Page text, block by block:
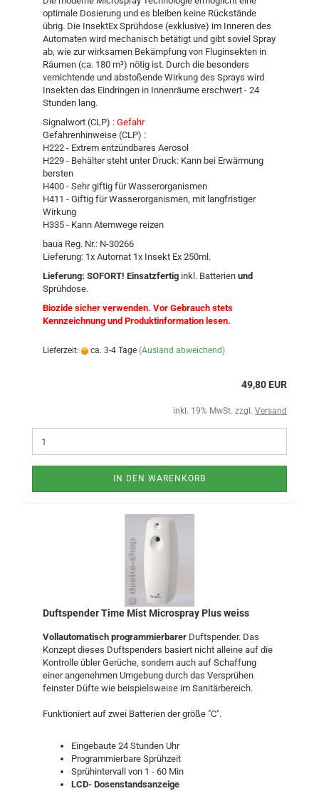
optimale Dosierung und es bleiben keine Rückstände
übrig. Die InsektEx Sprühdose (exklusive) im Inneren des
Automaten wird mechanisch betätigt und gibt soviel Spray
ab, wie zur wirksamen Bekämpfung von Fluginsekten in
Räumen (ca. 180 m³) nötig ist. Durch die besonders
vernichtende und abstoßende Wirkung des Sprays wird
Insekten das Eindringen in Innenräume erschwert - 24
Stunden lang.
Signalwort (CLP) : Gefahr
Gefahrenhinweise (CLP) :
H222 - Extrem entzündbares Aerosol
H229 - Behälter steht unter Druck: Kann bei Erwärmung
bersten
H400 - Sehr giftig für Wasserorganismen
H411 - Giftig für Wasserorganismen, mit langfristiger
Wirkung
H335 - Kann Atemwege reizen
baua Reg. Nr.: N-30266
Lieferung: 1x Automat 1x Insekt Ex 250ml.
Lieferung: SOFORT! Einsatzfertig inkl. Batterien und
Sprühdose.
Biozide sicher verwenden. Vor Gebrauch stets
Kennzeichnung und Produktinformation lesen.
Lieferzeit: ca. 3-4 Tage (Ausland abweichend)
49,80 EUR
inkl. 19% MwSt. zzgl. Versand
IN DEN WARENKORB
Duftspender Time Mist Microspray Plus weiss
Vollautomatisch programmierbarer Duftspender. Das
Konzept dieses Duftspenders basiert nicht alleine auf die
Kontrolle übler Gerüche, sondern auch auf Schaffung
einer angenehmen Umgebung durch das Versprühen
feinster Düfte wie beispielsweise im Sanitärbereich.
Funktioniert auf zwei Batterien der größe "C".
Eingebaute 24 Stunden Uhr
Programmierbare Sprühzeit
Sprühintervall von 1 - 60 Min
LCD- Dosenstandsanzeige